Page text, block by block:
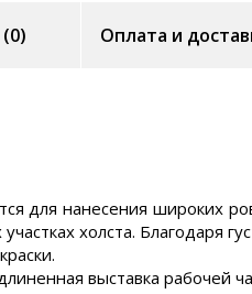
Оплата и
для нанесения широких
холста. Благодаря
выставка рабочей